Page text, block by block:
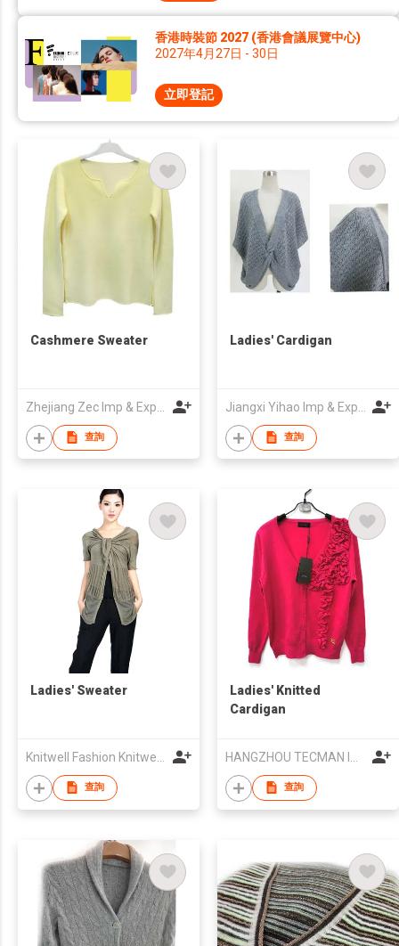
香港時裝節 2027 (香港會議展覽中心)
2027年4月27日 - 30日
立即登記
Cashmere Sweater
查詢
Ladies' Cardigan
查詢
Ladies' Sweater
查詢
Ladies' Knitted
Cardigan
查詢